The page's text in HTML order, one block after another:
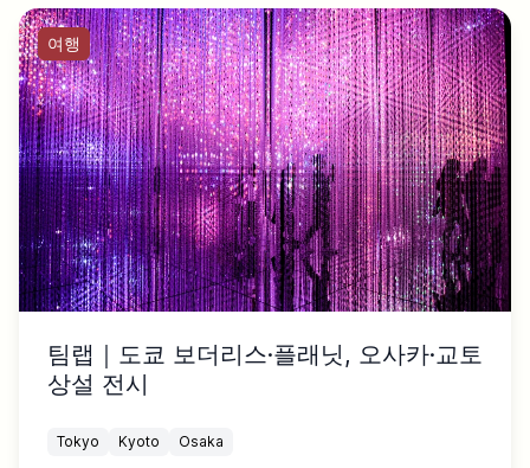
여행
팀랩｜도쿄 보더리스·플래닛, 오사카·교토
상설 전시
Tokyo Kyoto Osaka